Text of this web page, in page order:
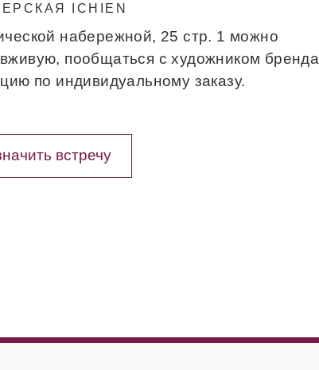
ICHIEN
набережной, 25 стр. 1 можно
пообщаться с художником бренда
по индивидуальному заказу.
встречу